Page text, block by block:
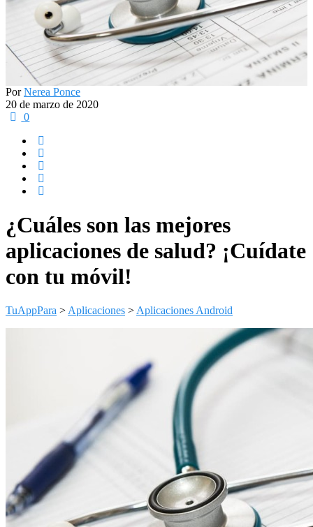
PorNerea Ponce
20 de marzo de 2020
0
¿Cuáles son las mejores
aplicaciones de salud? ¡Cuídate
con tu móvil!
TuAppPara > Aplicaciones > Aplicaciones Android